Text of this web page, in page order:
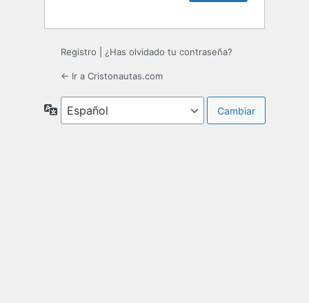
Registro ¿Has olvidado tu contraseña?
← Ir a Cristonautas.com
Idioma